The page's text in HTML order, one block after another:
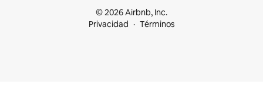
© 2026 Airbnb, Inc.
Privacidad
Términos